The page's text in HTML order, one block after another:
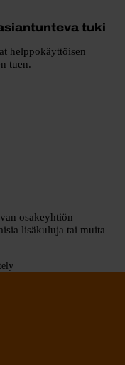
tuki
helppokäyttöisen
tuen.
osakeyhtiön
lisäkuluja tai muita